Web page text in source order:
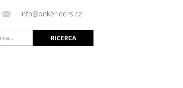
info@pokeriders.cz